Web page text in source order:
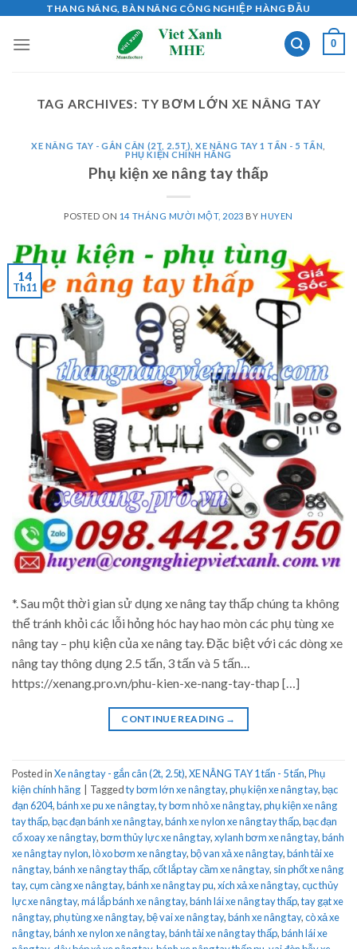
content
THANG NÂNG, BÀN NÂNG CÔNG NGHIỆP HÀNG ĐẦU
0
TAG ARCHIVES: TY BƠM LỚN XE NÂNG TAY
XE NÂNG TAY - GẮN CÂN (2T, 2.5T) ,XE NÂNG TAY 1 TẤN - 5 TẤN
PHỤ KIỆN CHÍNH HÃNG
Phụ kiện xe nâng tay thấp
POSTED ON 14 THÁNG MƯỜI MỘT, 2023 BY HUYEN
14
Th11
*. Sau một thời gian sử dụng xe nâng tay thấp chúng ta không
thể tránh khỏi các lỗi hỏng hóc hay hao mòn các phụ tùng xe
nâng tay – phụ kiện của xe nâng tay. Đặc biệt với các dòng xe
nâng tay thông dụng 2.5 tấn, 3 tấn và 5 tấn…
https://xenang.pro.vn/phu-kien-xe-nang-tay-thap […]
CONTINUE READING →
Posted inXe nâng tay - gắn cân (2t, 2.5t),XE NÂNG TAY 1 tấn - 5 tấn,Phụ
kiện chính hãng
Taggedty bơm lớn xe nâng tay,phụ kiện xe nâng tay,bạc
đạn 6204,bánh xe pu xe nâng tay,ty bơm nhỏ xe nâng tay,phụ kiện xe nâng
tay thấp,bạc đạn bánh xe nâng tay,bánh xe nylon xe nâng tay thấp,bạc đạn
cổ xoay xe nâng tay,bơm thủy lực xe nâng tay,xylanh bơm xe nâng tay,bánh
xe nâng tay nylon,lò xo bơm xe nâng tay,bộ van xả xe nâng tay,bánh tải xe
nâng tay,bánh xe nâng tay thấp,cốt lắp tay cầm xe nâng tay, sin phốt xe nâng
tay,cụm càng xe nâng tay,bánh xe nâng tay pu,xích xả xe nâng tay,cục thủy
lực xe nâng tay,má lắp bánh xe nâng tay,bánh lái xe nâng tay thấp,tay gạt xe
nâng tay,phụ tùng xe nâng tay,bệ vai xe nâng tay,bánh xe nâng tay,cò xả xe
nâng tay,bánh xe nylon xe nâng tay,bánh tải xe nâng tay thấp,bánh lái xe